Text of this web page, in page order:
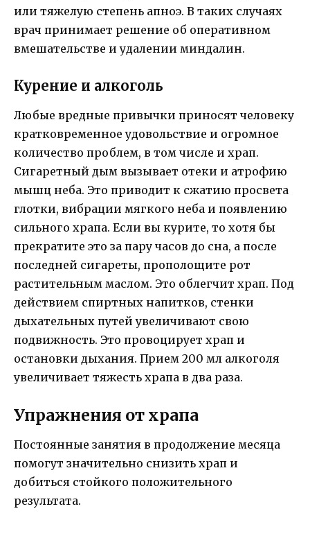
или тяжелую степень апноэ. В таких случаях
врач принимает решение об оперативном
вмешательстве и удалении миндалин.
Курение и алкоголь
Любые вредные привычки приносят человеку
кратковременное удовольствие и огромное
количество проблем, в том числе и храп.
Сигаретный дым вызывает отеки и атрофию
мышц неба. Это приводит к сжатию просвета
глотки, вибрации мягкого неба и появлению
сильного храпа. Если вы курите, то хотя бы
прекратите это за пару часов до сна, а после
последней сигареты, прополощите рот
растительным маслом. Это облегчит храп. Под
действием спиртных напитков, стенки
дыхательных путей увеличивают свою
подвижность. Это провоцирует храп и
остановки дыхания. Прием 200 мл алкоголя
увеличивает тяжесть храпа в два раза.
Упражнения от храпа
Постоянные занятия в продолжение месяца
помогут значительно снизить храп и
добиться стойкого положительного
результата.